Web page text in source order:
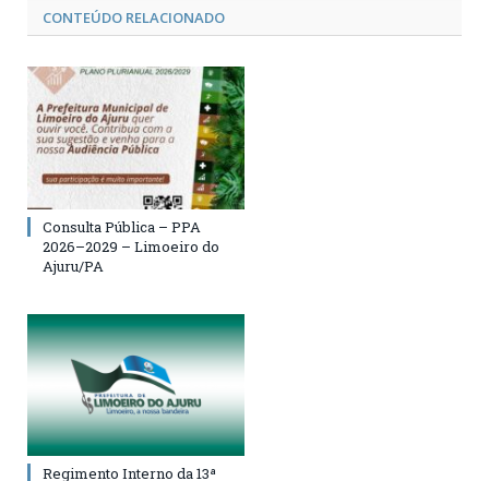
CONTEÚDO RELACIONADO
Consulta Pública – PPA
2026–2029 – Limoeiro do
Ajuru/PA
Regimento Interno da 13ª